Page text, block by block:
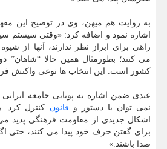
به روایت هم میهن، وی در توضیح این
اشاره نمود و اضافه کرد: «وقتی سیستم
راهی برای ابراز نظر ندارند، آنها از
می کنند؛ بطورمثال همین حالا “شاهان”
کشور است. این انتخاب ها نوعی واکنش
عبدی ضمن اشاره به پویایی جامعه
نمی توان با دستور و قانون کنترل کرد.
اشکال جدیدی از مقاومت فرهنگی پدید
برای گفتن حرف خود پیدا می کنند، حتی
صدا باشند.»